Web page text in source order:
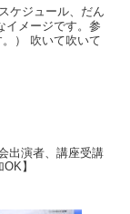
ケジュール、だん
イメージです。参
） 吹いて吹いて
出演者、講座受講
】